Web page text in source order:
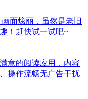
面炫丽，虽然是老旧
！赶快试一试吧~
意的阅读应用，内容
操作流畅无广告干扰